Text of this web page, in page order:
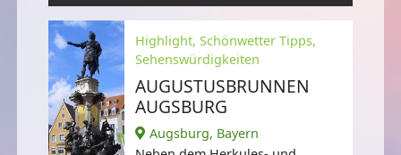
Highlight, Schönwetter Tipps,
Sehenswürdigkeiten
AUGUSTUSBRUNNEN
AUGSBURG
Augsburg, Bayern